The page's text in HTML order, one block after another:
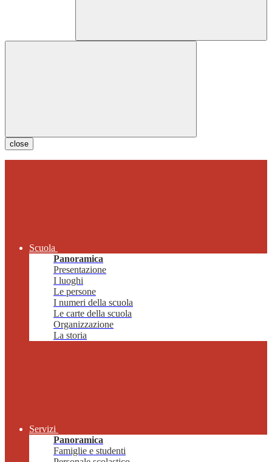
close
Scuola
Panoramica
Presentazione
I luoghi
Le persone
I numeri della scuola
Le carte della scuola
Organizzazione
La storia
Servizi
Panoramica
Famiglie e studenti